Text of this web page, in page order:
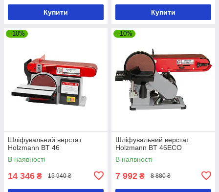
Купити Купити
–10%
Шліфувальний верстат
Holzmann BT 46
В наявності
14 346 ₴ 15 940 ₴
–10%
Шліфувальний верстат
Holzmann BT 46ECO
В наявності
7 992 ₴ 8 880 ₴